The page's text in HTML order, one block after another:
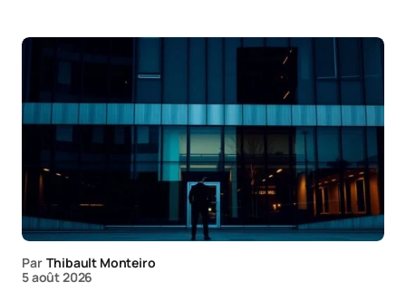
Par Thibault Monteiro
5 août 2026